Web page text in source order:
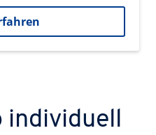
individuell